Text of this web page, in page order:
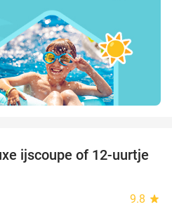
40%
ijscoupe of 12-uurtje
9.8 star